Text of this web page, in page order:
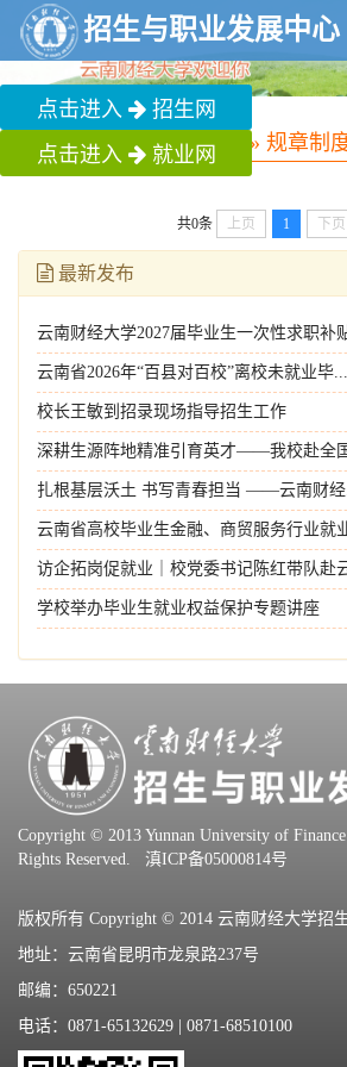
招生与职业发展中心
点击进入
招生网
点击进入
就业网
您现在的位置：首页 » 规章制
共0条 上页 1 下页
最新发布
云南财经大学2027届毕业生一次性求职补
云南省2026年“百县对百校”离校未就业毕...
校长王敏到招录现场指导招生工作
深耕生源阵地精准引育英才——我校赴全
扎根基层沃土 书写青春担当 ——云南财
云南省高校毕业生金融、商贸服务行业就
访企拓岗促就业｜校党委书记陈红带队赴
学校举办毕业生就业权益保护专题讲座
Copyright © 2013 Yunnan University of
Rights Reserved.
滇ICP备05000814号
版权所有 Copyright © 2014 云南财经大学招
地址：云南省昆明市龙泉路237号
邮编：650221
电话：0871-65132629 | 0871-68510100